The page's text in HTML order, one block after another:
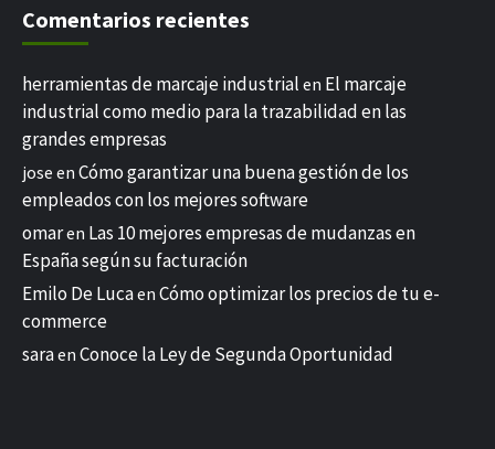
Comentarios recientes
herramientas de marcaje industrial en El marcaje
industrial como medio para la trazabilidad en las
grandes empresas
jose en Cómo garantizar una buena gestión de los
empleados con los mejores software
omaren Las 10 mejores empresas de mudanzas en
España según su facturación
Emilo De Lucaen Cómo optimizar los precios de tu e-
commerce
saraen Conoce la Ley de Segunda Oportunidad